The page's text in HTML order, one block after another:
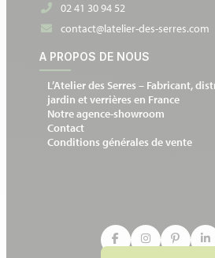
02 41 30 94 52
contact@latelier-des-serres.com
A PROPOS DE NOUS
L’Atelier des Serres – Fabricant,
jardin et verrières en France
Notre agence-showroom
Contact
Conditions générales de vente